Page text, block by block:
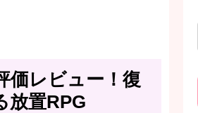
価レビュー！復
放置RPG